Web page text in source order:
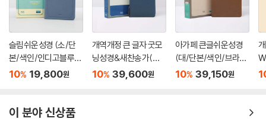
슬림쉬운성경 (소/단
본/색인/인디고블루/
무지퍼)
10% 19,800원
개역개정 큰 글자 굿모
닝성경&새찬송가(중/
합본/색인/PU/지퍼/
10% 39,600원
아가페 큰글쉬운성경
(대/단본/색인/브라
운)
10% 39,150원
이 분야 신상품